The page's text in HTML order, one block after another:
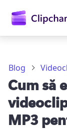
principal
Blog
Cum să
MP3